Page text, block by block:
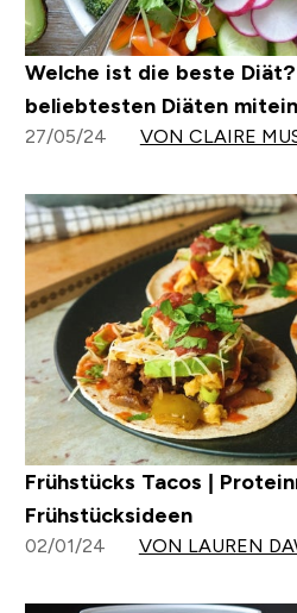
Welche ist die beste
beliebtesten Diäten
27/05/24 VON CLAIRE
Frühstücks Tacos |
Frühstücksideen
02/01/24 VON LAUREN